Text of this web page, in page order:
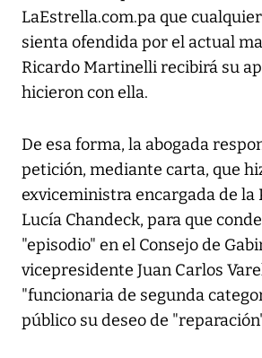
LaEstrella.com.pa que
sienta ofendida por el actual
Ricardo Martinelli recibirá su
hicieron con ella.
De esa forma, la abogada
petición, mediante carta, que
exviceministra encargada de la
Lucía Chandeck, para que
"episodio" en el Consejo de
vicepresidente Juan Carlos
"funcionaria de segunda
público su deseo de